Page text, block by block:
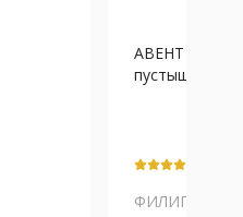
АВЕНТ (Avent)
пустышка
ФИЛИПС